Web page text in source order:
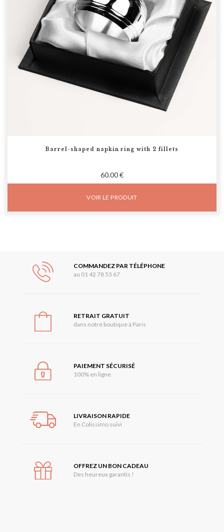
Barrel-shaped napkin ring with 2 fillets
60.00 €
VOIR LE PRODUIT
COMMANDEZ PAR TÉLÉPHONE
au 01 42 78 53 67
RETRAIT GRATUIT
dans notre boutique à Paris
PAIEMENT SÉCURISÉ
100% en ligne
LIVRAISON RAPIDE
En Colissimo suivi
OFFREZ UN BON CADEAU
Des heureux garantis !